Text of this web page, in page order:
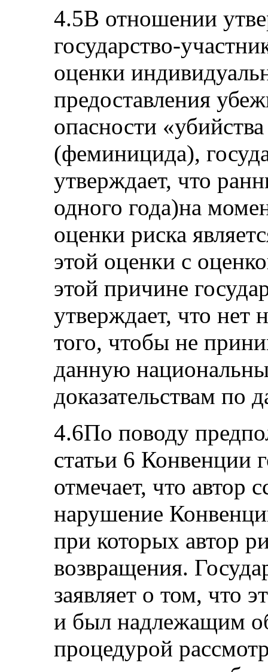
4.5В отношении
государство-
оценки
предоставления
опасности
(феминицида),
утверждает, что
одного года)на
оценки риска
этой оценки с
этой причине
утверждает, что нет
того, чтобы не
данную
доказательствам по
4.6По поводу
статьи 6 Конвенции
отмечает, что автор
нарушение
при которых автор
возвращения.
заявляет о том, что
и был надлежащим
процедурой